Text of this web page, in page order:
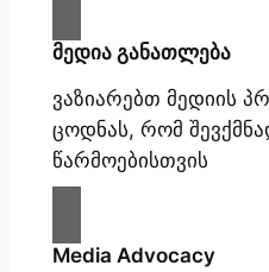
მედია განათლება
ვაზიარებთ მედიის
ცოდნას, რომ
წარმოებისთვის
Media Advocacy